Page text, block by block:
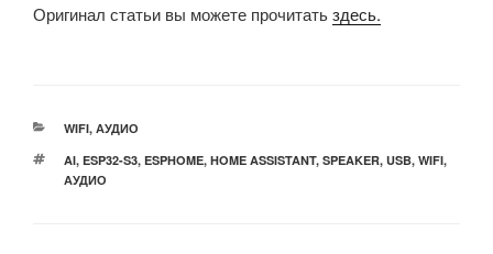
Оригинал статьи вы можете прочитатьздесь.
РУБРИКИ
WIFI, АУДИО
МЕТКИ
AI, ESP32-S3, ESPHOME, HOME ASSISTANT, SPEAKER, USB, WIFI,
АУДИО